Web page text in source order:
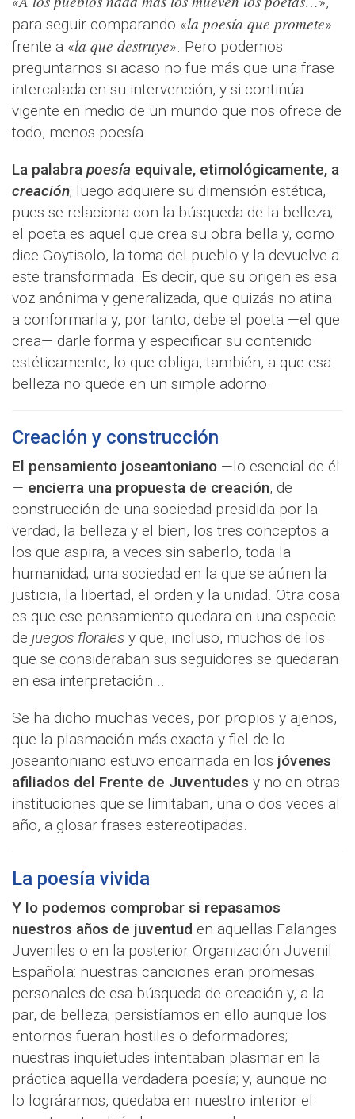
para seguir comparando «la poesía que promete»
frente a «la que destruye». Pero podemos
preguntarnos si acaso no fue más que una frase
intercalada en su intervención, y si continúa
vigente en medio de un mundo que nos ofrece de
todo, menos poesía.
La palabra poesía equivale, etimológicamente, a
creación; luego adquiere su dimensión estética,
pues se relaciona con la búsqueda de la belleza;
el poeta es aquel que crea su obra bella y, como
dice Goytisolo, la toma del pueblo y la devuelve a
este transformada. Es decir, que su origen es esa
voz anónima y generalizada, que quizás no atina
a conformarla y, por tanto, debe el poeta —el que
crea— darle forma y especificar su contenido
estéticamente, lo que obliga, también, a que esa
belleza no quede en un simple adorno.
Creación y construcción
El pensamiento joseantoniano —lo esencial de él
— encierra una propuesta de creación, de
construcción de una sociedad presidida por la
verdad, la belleza y el bien, los tres conceptos a
los que aspira, a veces sin saberlo, toda la
humanidad; una sociedad en la que se aúnen la
justicia, la libertad, el orden y la unidad. Otra cosa
es que ese pensamiento quedara en una especie
de juegos florales y que, incluso, muchos de los
que se consideraban sus seguidores se quedaran
en esa interpretación...
Se ha dicho muchas veces, por propios y ajenos,
que la plasmación más exacta y fiel de lo
joseantoniano estuvo encarnada en los jóvenes
afiliados del Frente de Juventudes y no en otras
instituciones que se limitaban, una o dos veces al
año, a glosar frases estereotipadas.
La poesía vivida
Y lo podemos comprobar si repasamos
nuestros años de juventud en aquellas Falanges
Juveniles o en la posterior Organización Juvenil
Española: nuestras canciones eran promesas
personales de esa búsqueda de creación y, a la
par, de belleza; persistíamos en ello aunque los
entornos fueran hostiles o deformadores;
nuestras inquietudes intentaban plasmar en la
práctica aquella verdadera poesía; y, aunque no
lo lográramos, quedaba en nuestro interior el